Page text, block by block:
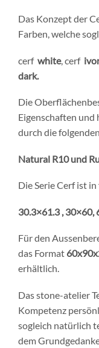
Das Konzept der
Farben, welche
cerf white, cerf
dark.
Die
Eigenschaften und
durch die
Natural R10und
Die Serie Cerf ist
30.3×61.3 , 30×60,
Für den
das Format
erhältlich.
Das stone-atelier
Kompetenz
sogleich natürlich
dem